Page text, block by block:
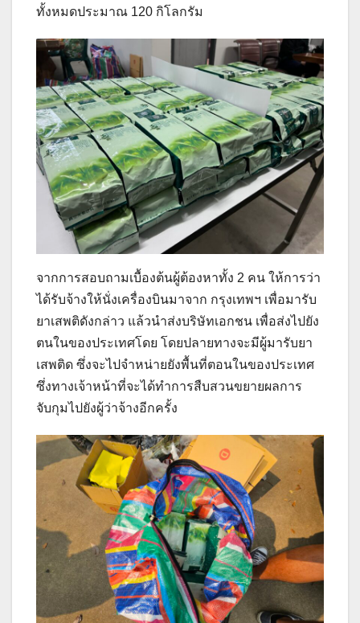
ทั้งหมดประมาณ 120 กิโลกรัม
จากการสอบถามเบื้องต้นผู้ต้องหาทั้ง 2 คน ให้การว่า
ได้รับจ้างให้นั่งเครื่องบินมาจาก กรุงเทพฯ เพื่อมารับ
ยาเสพติดังกล่าว แล้วนำส่งบริษัทเอกชน เพื่อส่งไปยัง
ตนในของประเทศโดย โดยปลายทางจะมีผู้มารับยา
เสพติด ซึ่งจะไปจำหน่ายยังพื้นที่ตอนในของประเทศ
ซึ่งทางเจ้าหน้าที่จะได้ทำการสืบสวนขยายผลการ
จับกุมไปยังผู้ว่าจ้างอีกครั้ง